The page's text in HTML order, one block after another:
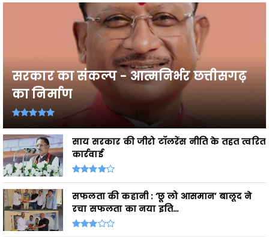
सरकार का संकल्प - आत्मनिर्भर छत्तीसगढ़
का निर्माण
साय सरकार की जीरो टॉलरेंस नीति के तहत त्वरित
कार्रवाई
सफलता की कहानी : ‘छू लो आसमान’ बालूद ने
रचा सफलता का नया इति...